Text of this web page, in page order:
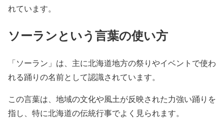
れています。
ソーランという言葉の使い方
「ソーラン」は、主に北海道地方の祭りやイベントで使わ
れる踊りの名前として認識されています。
この言葉は、地域の文化や風土が反映された力強い踊りを
指し、特に北海道の伝統行事でよく見られます。